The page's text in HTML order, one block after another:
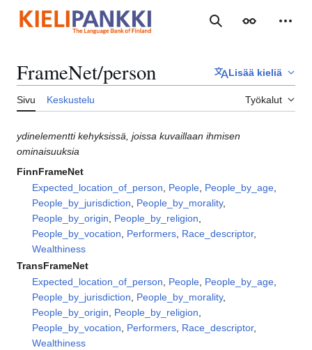
sisältöön
Haku Ulkoasu
FrameNet/person Lisää kieliä
Sivu Keskustelu Työkalut
ydinelementti kehyksissä, joissa kuvaillaan ihmisen
ominaisuuksia
FinnFrameNet
Expected_location_of_person, People, People_by_age,
People_by_jurisdiction, People_by_morality,
People_by_origin, People_by_religion,
People_by_vocation, Performers, Race_descriptor,
Wealthiness
TransFrameNet
Expected_location_of_person, People, People_by_age,
People_by_jurisdiction, People_by_morality,
People_by_origin, People_by_religion,
People_by_vocation, Performers, Race_descriptor,
Wealthiness